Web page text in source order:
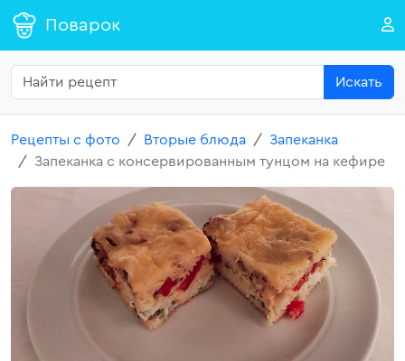
Поварок
Искать
Рецепты с фото Вторые блюда
Запеканка
Запеканка с консервированным тунцом на кефире